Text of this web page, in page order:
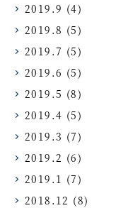
2019.9 (4)
2019.8 (5)
2019.7 (5)
2019.6 (5)
2019.5 (8)
2019.4 (5)
2019.3 (7)
2019.2 (6)
2019.1 (7)
2018.12 (8)